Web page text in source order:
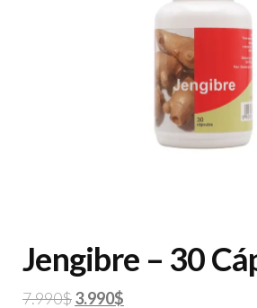
Jengibre – 30
7.990$El
3.990$